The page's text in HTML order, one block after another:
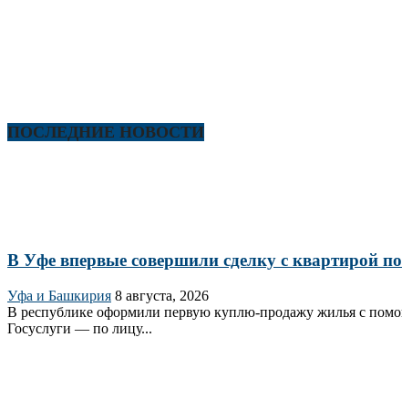
ПОСЛЕДНИЕ НОВОСТИ
В Уфе впервые совершили сделку с квартирой
Уфа и Башкирия 8 августа, 2026
В республике оформили первую куплю‑продажу жилья с
Госуслуги — по лицу...